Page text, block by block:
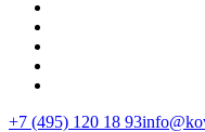
+7 (495) 120 18 93